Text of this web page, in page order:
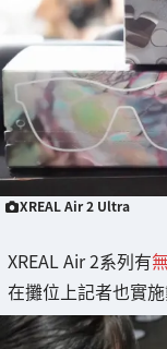
XREAL Air 2 Ultra
XREAL Air 2系列有
在攤位上記者也實